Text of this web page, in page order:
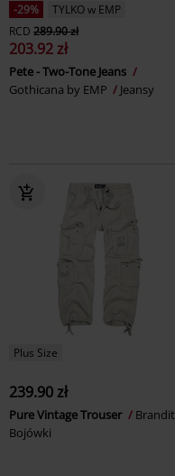
-29%
TYLKO w EMP
RCD 289.90 zł
203.92 zł
Pete - Two-Tone Jeans
Gothicana by EMP
Jeansy
Plus Size
239.90 zł
Pure Vintage Trouser
Brandit
Bojówki